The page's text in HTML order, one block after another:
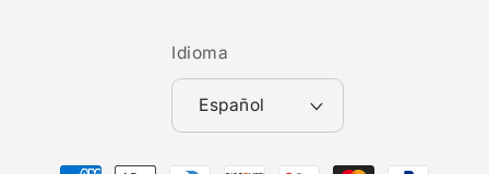
Idioma
Español
Formas